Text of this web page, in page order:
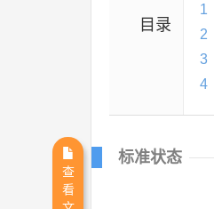
目录
1
2
3
4
标准状态
查
看